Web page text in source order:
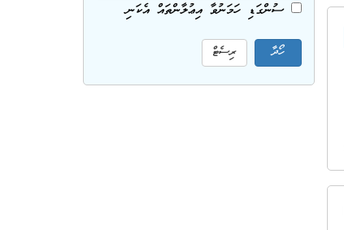
ސުންގަޑި ހަމަނުވާ އިޢުލާންތައް އެކަނި